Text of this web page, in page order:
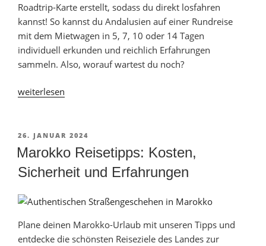
Roadtrip-Karte erstellt, sodass du direkt losfahren
kannst! So kannst du Andalusien auf einer Rundreise
mit dem Mietwagen in 5, 7, 10 oder 14 Tagen
individuell erkunden und reichlich Erfahrungen
sammeln. Also, worauf wartest du noch?
„Roadtrip
Rundreise
in
bis
14
Tagen
[+Karte]“
weiterlesen
VERÖFFENTLICHT
AM
26. JANUAR 2024
Marokko Reisetipps: Kosten,
Sicherheit und Erfahrungen
Plane deinen Marokko-Urlaub mit unseren Tipps und
entdecke die schönsten Reiseziele des Landes zur